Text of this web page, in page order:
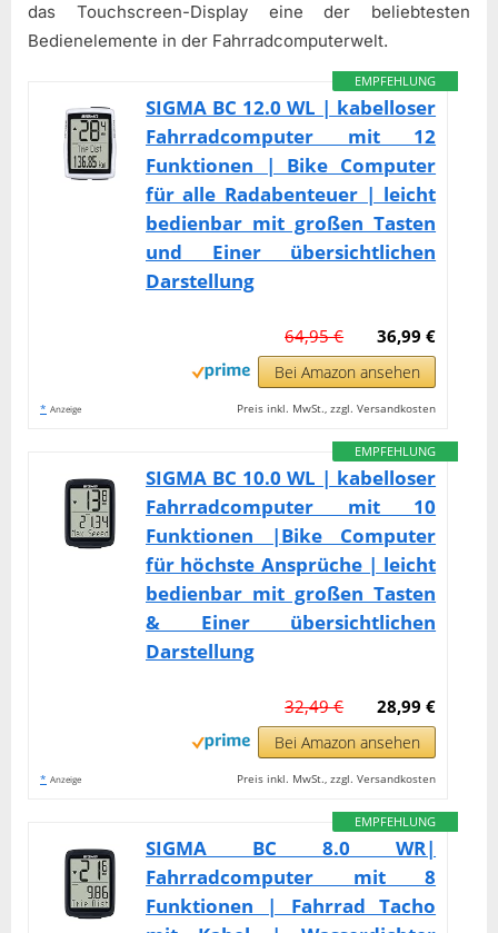
das Touchscreen-Display eine der beliebtesten
Bedienelemente in der Fahrradcomputerwelt.
EMPFEHLUNG
SIGMA BC 12.0 WL | kabelloser
Fahrradcomputer mit 12
Funktionen | Bike Computer
für alle Radabenteuer | leicht
bedienbar mit großen Tasten
und Einer übersichtlichen
Darstellung
36,99 €
64,95 €
Bei Amazon ansehen
* Anzeige Preis inkl. MwSt., zzgl. Versandkosten
EMPFEHLUNG
SIGMA BC 10.0 WL | kabelloser
Fahrradcomputer mit 10
Funktionen |Bike Computer
für höchste Ansprüche | leicht
bedienbar mit großen Tasten
& Einer übersichtlichen
Darstellung
28,99 €
32,49 €
Bei Amazon ansehen
* Anzeige Preis inkl. MwSt., zzgl. Versandkosten
EMPFEHLUNG
SIGMA BC 8.0 WR|
Fahrradcomputer mit 8
Funktionen | Fahrrad Tacho